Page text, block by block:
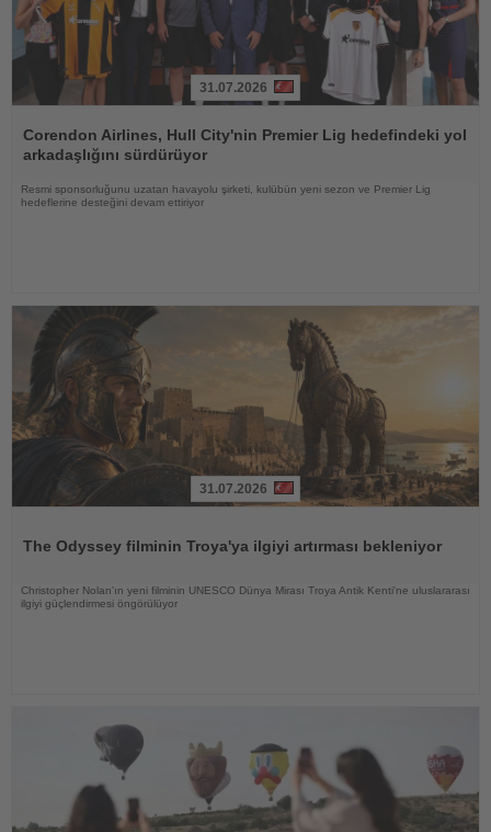
Oku
31.07.2026
Corendon Airlines, Hull City'nin Premier Lig hedefindeki yol
arkadaşlığını sürdürüyor
Resmi sponsorluğunu uzatan havayolu şirketi, kulübün yeni sezon ve Premier Lig
hedeflerine desteğini devam ettiriyor
31.07.2026
The Odyssey filminin Troya'ya ilgiyi artırması bekleniyor
Christopher Nolan'ın yeni filminin UNESCO Dünya Mirası Troya Antik Kenti'ne uluslararası
ilgiyi güçlendirmesi öngörülüyor